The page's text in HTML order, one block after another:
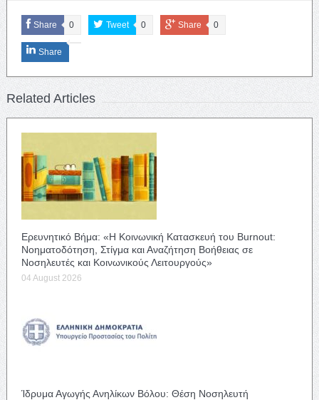
Share 0 Tweet 0 Share 0
Share
Related Articles
Ερευνητικό Βήμα: «Η Κοινωνική Κατασκευή του Burnout:
Νοηματοδότηση, Στίγμα και Αναζήτηση Βοήθειας σε
Νοσηλευτές και Κοινωνικούς Λειτουργούς»
04 August 2026
Ίδρυμα Αγωγής Ανηλίκων Βόλου: Θέση Νοσηλευτή